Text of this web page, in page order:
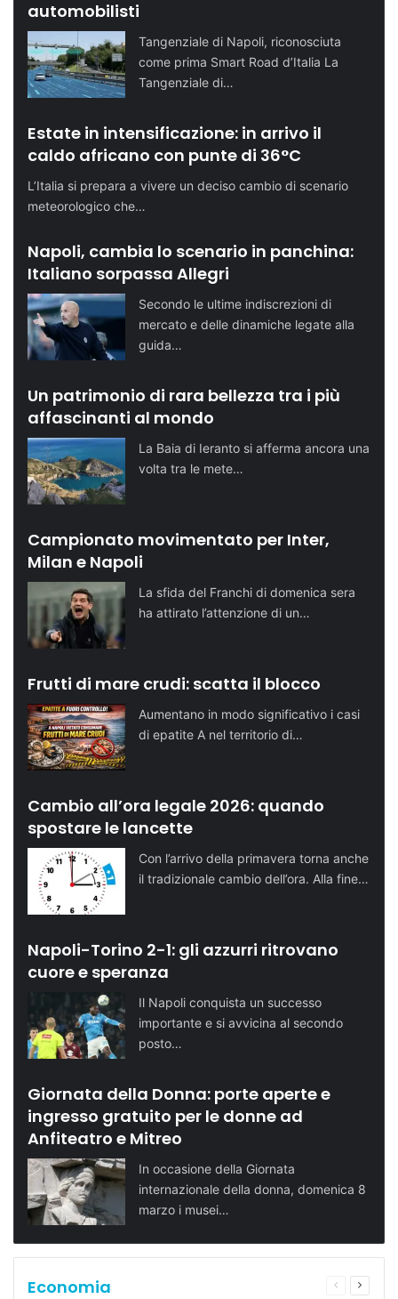
automobilisti
Tangenziale di Napoli, riconosciuta
come prima Smart Road d’Italia La
Tangenziale di…
Estate in intensificazione: in arrivo il
caldo africano con punte di 36°C
L’Italia si prepara a vivere un deciso cambio di scenario
meteorologico che…
Napoli, cambia lo scenario in panchina:
Italiano sorpassa Allegri
Secondo le ultime indiscrezioni di
mercato e delle dinamiche legate alla
guida…
Un patrimonio di rara bellezza tra i più
affascinanti al mondo
La Baia di Ieranto si afferma ancora una
volta tra le mete…
Campionato movimentato per Inter,
Milan e Napoli
La sfida del Franchi di domenica sera
ha attirato l’attenzione di un…
Frutti di mare crudi: scatta il blocco
Aumentano in modo significativo i casi
di epatite A nel territorio di…
Cambio all’ora legale 2026: quando
spostare le lancette
Con l’arrivo della primavera torna anche
il tradizionale cambio dell’ora. Alla fine…
Napoli-Torino 2-1: gli azzurri ritrovano
cuore e speranza
Il Napoli conquista un successo
importante e si avvicina al secondo
posto…
Giornata della Donna: porte aperte e
ingresso gratuito per le donne ad
Anfiteatro e Mitreo
In occasione della Giornata
internazionale della donna, domenica 8
marzo i musei…
Economia
Pagina